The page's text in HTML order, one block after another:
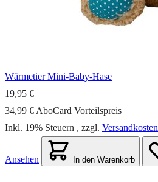
Wärmetier Mini-Baby-Hase
19,95 €
34,99 € AboCard Vorteilspreis
Inkl. 19% Steuern , zzgl. Versandkosten
Ansehen In den Warenkorb